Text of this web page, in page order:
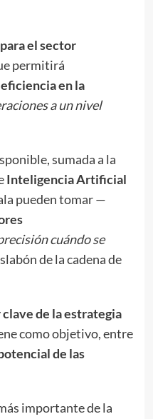
el sector
permitirá
en la
a un nivel
sumada a la
Inteligencia Artificial
pueden tomar —
cuándo se
de la cadena de
de la estrategia
como objetivo, entre
de las
importante de la